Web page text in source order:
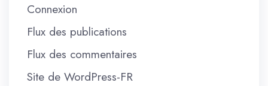
Connexion
Flux des publications
Flux des commentaires
Site de WordPress-FR